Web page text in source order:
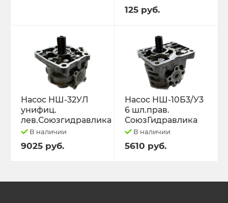
125 руб.
Насос НШ-32УЛ
унифиц.
лев.Союзгидравлика
В наличии
9025 руб.
Насос НШ-10Б3/У3
6 шл.прав.
СоюзГидравлика
В наличии
5610 руб.